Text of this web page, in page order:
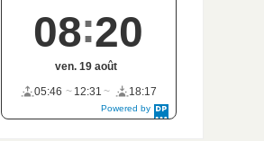
Powered by
DaysPedia.c
08 20
ven. 19 août
05:46
12:31 18:17